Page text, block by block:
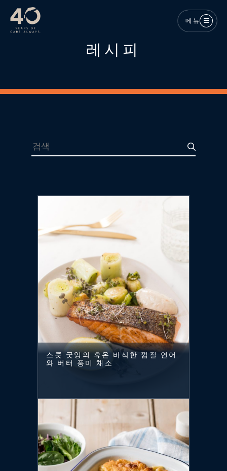
메인 콘텐츠로 건너뛰기
메뉴
레시피
검색
스콧 굿잉의 휴온 바삭한 껍질 연어
와 버터 풍미 채소